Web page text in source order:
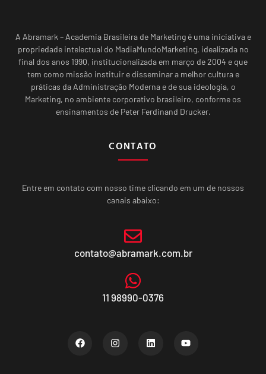
A Abramark – Academia Brasileira de Marketing é uma iniciativa e
propriedade intelectual do MadiaMundoMarketing, idealizada no
final dos anos 1990, institucionalizada em março de 2004 e que
tem como missão instituir e disseminar a melhor cultura e
práticas da Administração Moderna e de sua ideologia, o
Marketing, no ambiente corporativo brasileiro, conforme os
ensinamentos de Peter Ferdinand Drucker.
CONTATO
Entre em contato com nosso time clicando em um de nossos
canais abaixo:
contato@abramark.com.br
11 98990-0376